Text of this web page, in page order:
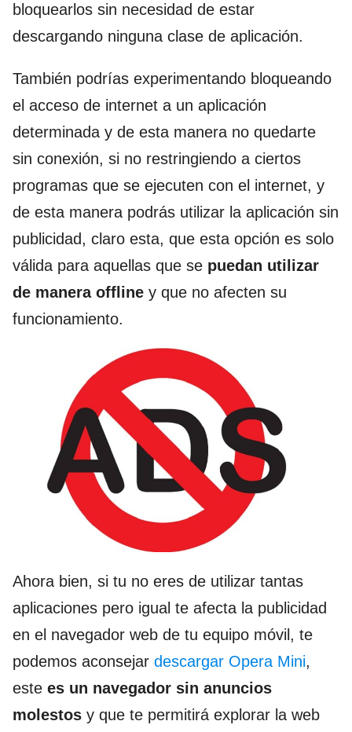
bloquearlos sin necesidad de estar
descargando ninguna clase de aplicación.
También podrías experimentando bloqueando
el acceso de internet a un aplicación
determinada y de esta manera no quedarte
sin conexión, si no restringiendo a ciertos
programas que se ejecuten con el internet, y
de esta manera podrás utilizar la aplicación sin
publicidad, claro esta, que esta opción es solo
válida para aquellas que se puedan utilizar
de manera offline y que no afecten su
funcionamiento.
Ahora bien, si tu no eres de utilizar tantas
aplicaciones pero igual te afecta la publicidad
en el navegador web de tu equipo móvil, te
podemos aconsejar descargar Opera Mini,
este es un navegador sin anuncios
molestos y que te permitirá explorar la web